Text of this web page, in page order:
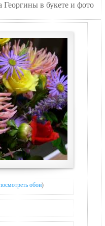
Георгины в букете и фото
обои)